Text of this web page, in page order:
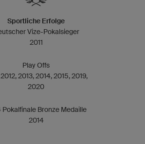
Sportliche Erfolge
Vize-Pokalsieger
2011
Play Offs
2012, 2013, 2014, 2015, 2019,
2020
Pokalfinale Bronze Medaille
2014